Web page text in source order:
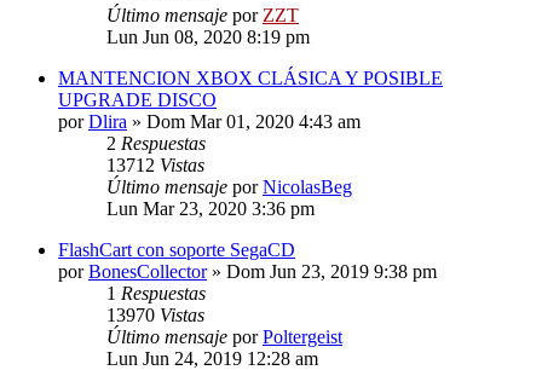
Último mensaje por ZZT
Lun Jun 08, 2020 8:19 pm
MANTENCION XBOX CLÁSICA Y POSIBLE
UPGRADE DISCO
porDlira » Dom Mar 01, 2020 4:43 am
2 Respuestas
13712 Vistas
Último mensaje porNicolasBeg
Lun Mar 23, 2020 3:36 pm
FlashCart con soporte SegaCD
porBonesCollector» Dom Jun 23, 2019 9:38 pm
1 Respuestas
13970 Vistas
Último mensaje porPoltergeist
Lun Jun 24, 2019 12:28 am